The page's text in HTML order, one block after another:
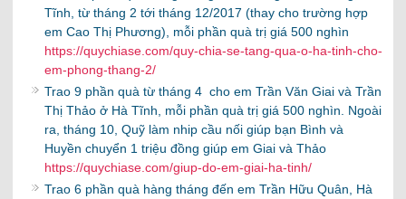
Tĩnh, từ tháng 2 tới tháng 12/2017 (thay cho trường hợp
em Cao Thị Phương), mỗi phần quà trị giá 500 nghìn
https://quychiase.com/quy-chia-se-tang-qua-o-ha-tinh-cho-
em-phong-thang-2/
Trao 9 phần quà từ tháng 4 cho em Trần Văn Giai và Trần
Thị Thảo ở Hà Tĩnh, mỗi phần quà trị giá 500 nghìn. Ngoài
ra, tháng 10, Quỹ làm nhip cầu nối giúp bạn Bình và
Huyền chuyển 1 triệu đồng giúp em Giai và Thảo
https://quychiase.com/giup-do-em-giai-ha-tinh/
Trao 6 phần quà hàng tháng đến em Trần Hữu Quân, Hà